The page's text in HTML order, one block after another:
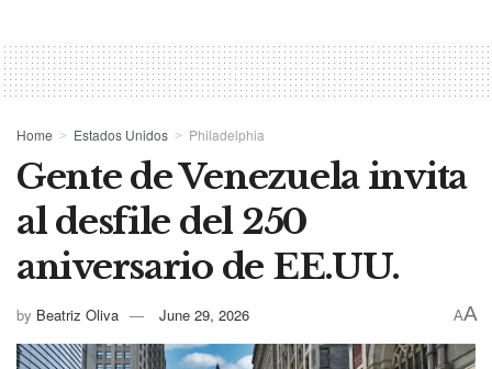
Home Estados Unidos Philadelphia
Gente de Venezuela invita
al desfile del 250
aniversario de EE.UU.
by Beatriz Oliva June 29, 2026 AA